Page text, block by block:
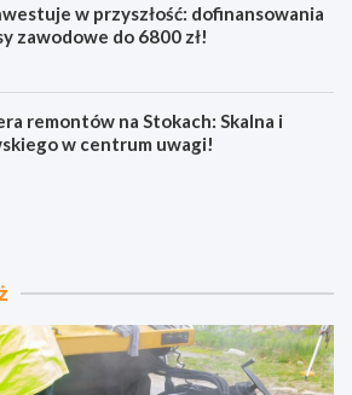
w przyszłość: dofinansowania
zawodowe do 6800 zł!
remontów na Stokach: Skalna i
w centrum uwagi!